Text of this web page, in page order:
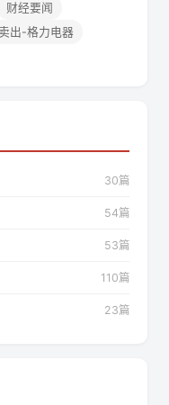
财经要闻
卖出-格力电器
30篇
54篇
53篇
110篇
23篇